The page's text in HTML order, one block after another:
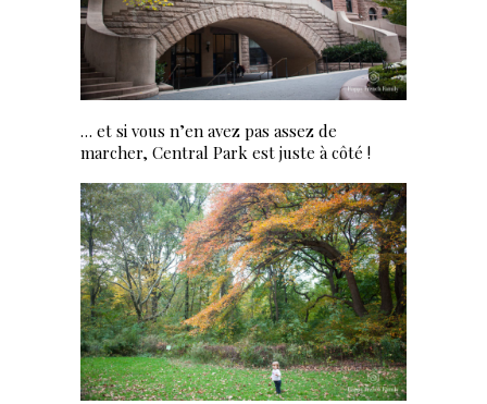
… et si vous n’en avez pas assez de
marcher, Central Park est juste à côté !